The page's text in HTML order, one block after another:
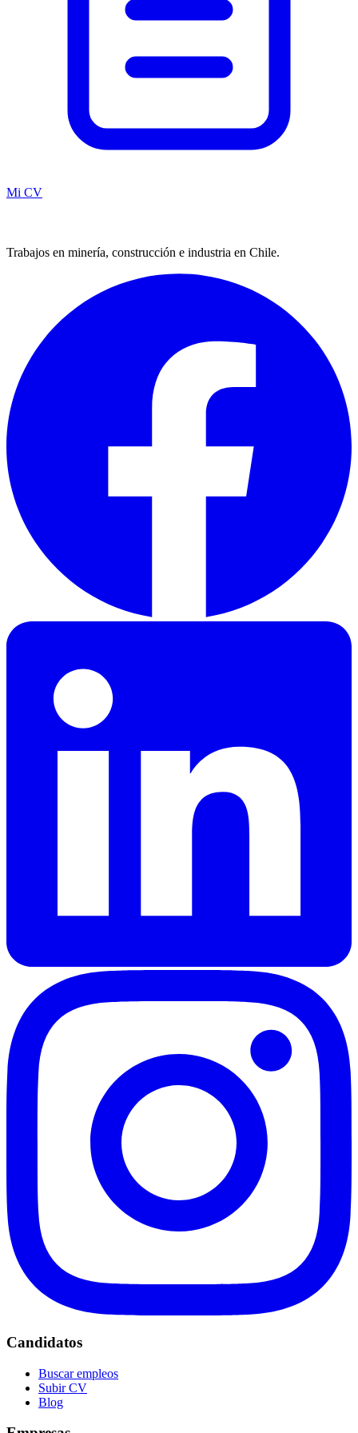
Mi CV
Trabajos en minería, construcción e industria en Chile.
Candidatos
Buscar empleos
Subir CV
Blog